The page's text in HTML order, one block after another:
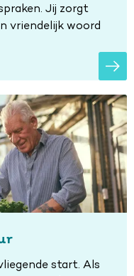
Jij zorgt
vriendelijk woord
start. Als